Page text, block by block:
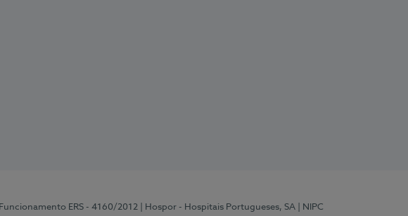
ERS - 4160/2012 | Hospor - Hospitais Portugueses, SA
| NIPC